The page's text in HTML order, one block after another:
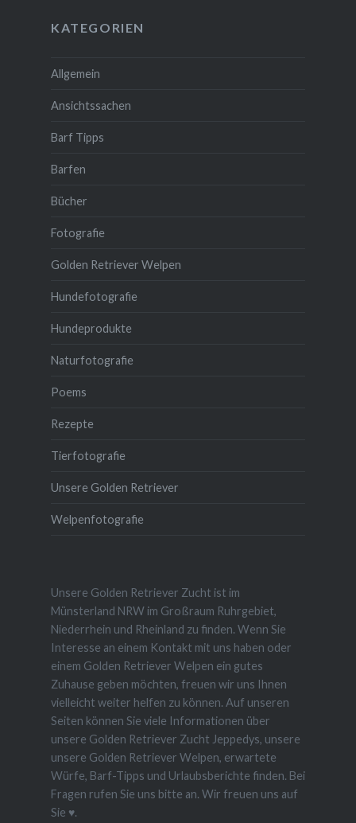
KATEGORIEN
Allgemein
Ansichtssachen
Barf Tipps
Barfen
Bücher
Fotografie
Golden Retriever Welpen
Hundefotografie
Hundeprodukte
Naturfotografie
Poems
Rezepte
Tierfotografie
Unsere Golden Retriever
Welpenfotografie
Unsere Golden Retriever Zucht ist im
Münsterland NRW im Großraum Ruhrgebiet,
Niederrhein und Rheinland zu finden. Wenn Sie
Interesse an einem Kontakt mit uns haben oder
einem Golden Retriever Welpen ein gutes
Zuhause geben möchten, freuen wir uns Ihnen
vielleicht weiter helfen zu können. Auf unseren
Seiten können Sie viele Informationen über
unsere Golden Retriever Zucht Jeppedys, unsere
unsere Golden Retriever Welpen, erwartete
Würfe, Barf-Tipps und Urlaubsberichte finden. Bei
Fragen rufen Sie uns bitte an. Wir freuen uns auf
Sie ♥.